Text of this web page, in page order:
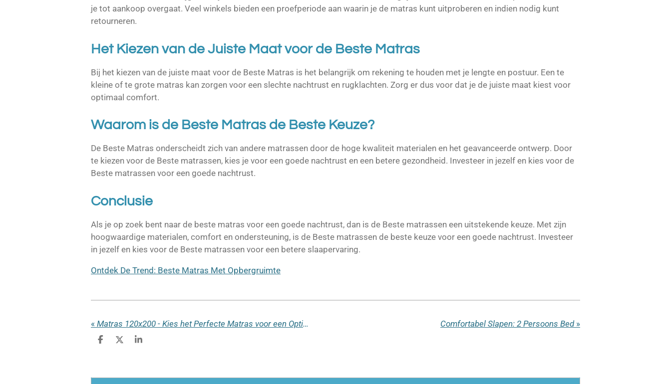
je tot aankoop overgaat. Veel winkels bieden een proefperiode aan waarin je de matras kunt uitproberen en indien nodig kunt
retourneren.
Het Kiezen van de Juiste Maat voor de Beste Matras
Bij het kiezen van de juiste maat voor de Beste Matras is het belangrijk om rekening te houden met je lengte en postuur. Een te
kleine of te grote matras kan zorgen voor een slechte nachtrust en rugklachten. Zorg er dus voor dat je de juiste maat kiest voor
optimaal comfort.
Waarom is de Beste Matras de Beste Keuze?
De Beste Matras onderscheidt zich van andere matrassen door de hoge kwaliteit materialen en het geavanceerde ontwerp. Door
te kiezen voor de Beste matrassen, kies je voor een goede nachtrust en een betere gezondheid. Investeer in jezelf en kies voor de
Beste matrassen voor een goede nachtrust.
Conclusie
Als je op zoek bent naar de beste matras voor een goede nachtrust, dan is de Beste matrassen een uitstekende keuze. Met zijn
hoogwaardige materialen, comfort en ondersteuning, is de Beste matrassen de beste keuze voor een goede nachtrust. Investeer
in jezelf en kies voor de Beste matrassen voor een betere slaapervaring.
Ontdek De Trend: Beste Matras Met Opbergruimte
« Matras 120x200 - Kies het Perfecte Matras voor een Optimaal Slaapcomfort Comfortabel Slapen: 2 Persoons Bed »
D
n
D
S
e